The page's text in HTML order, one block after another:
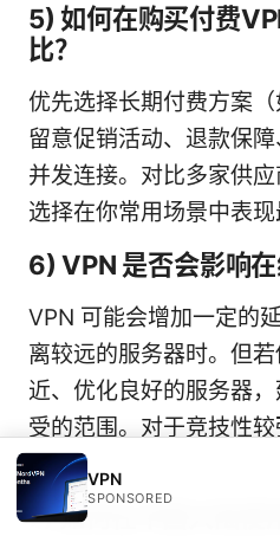
5) 如何在购买付费
比？
优先选择长期付费方案
留意促销活动、退款保
并发连接。对比多家供应
选择在你常用场景中表现
6) VPN 是否会影响在
VPN 可能会增加一定的
离较远的服务器时。但
近、优化良好的服务器
受的范围。对于竞技性
用。
7) 如何在中国大陆使
VPN
SPONSORED